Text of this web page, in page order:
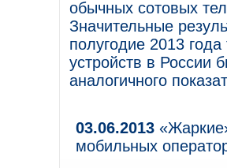
обычных сотовых
Значительные
полугодие 2013
устройств в России
аналогичного
03.06.2013
мобильных